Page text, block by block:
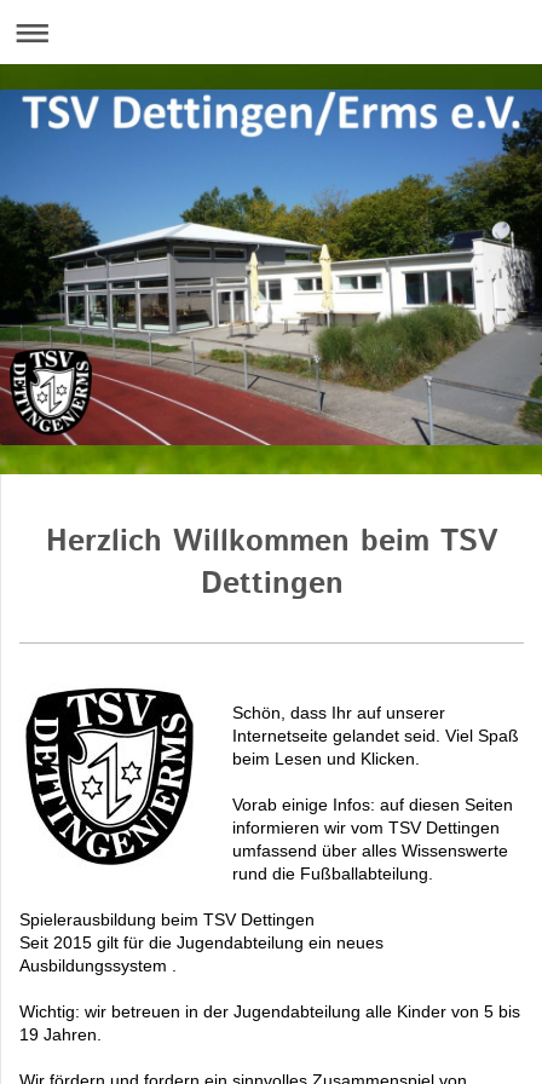
Herzlich Willkommen beim TSV
Dettingen
Schön, dass Ihr auf unserer
Internetseite gelandet seid. Viel Spaß
beim Lesen und Klicken.
Vorab einige Infos: auf diesen Seiten
informieren wir vom TSV Dettingen
umfassend über alles Wissenswerte
rund die Fußballabteilung.
Spielerausbildung beim TSV Dettingen
Seit 2015 gilt für die Jugendabteilung ein neues
Ausbildungssystem .
Wichtig: wir betreuen in der Jugendabteilung alle Kinder von 5 bis
19 Jahren.